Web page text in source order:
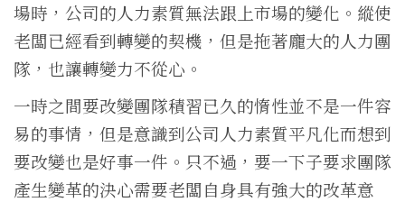
場時，公司的人力素質無法跟上市場的變化。縱使
老闆已經看到轉變的契機，但是拖著龐大的人力團
隊，也讓轉變力不從心。
一時之間要改變團隊積習已久的惰性並不是一件容
易的事情，但是意識到公司人力素質平凡化而想到
要改變也是好事一件。只不過，要一下子要求團隊
產生變革的決心需要老闆自身具有強大的改革意